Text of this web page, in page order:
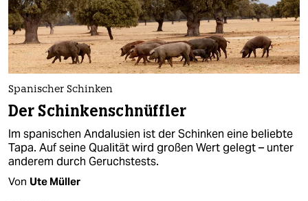
Spanischer Schinken
Der Schinkenschnüffler
Im spanischen Andalusien ist der Schinken eine beliebte
Tapa. Auf seine Qualität wird großen Wert gelegt – unter
anderem durch Geruchstests.
Von Ute Müller